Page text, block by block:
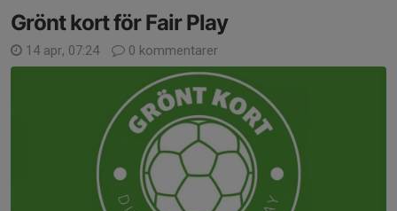
Grönt kort för Fair Play
14 apr, 07:24 0 kommentarer